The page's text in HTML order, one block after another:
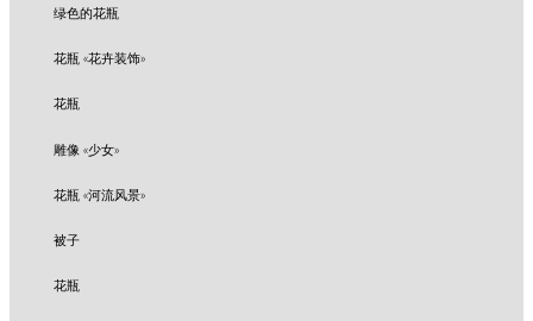
绿色的花瓶
花瓶 «花卉装饰»
花瓶
雕像 «少女»
花瓶 «河流风景»
被子
花瓶